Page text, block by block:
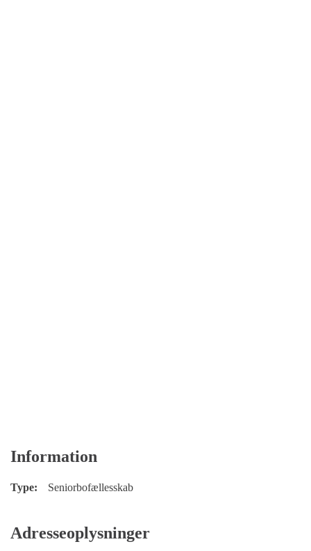
Information
Type: Seniorbofællesskab
Adresseoplysninger